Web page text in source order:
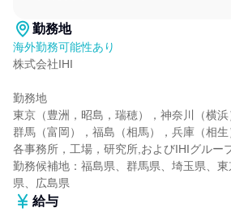
勤務地
海外勤務可能性あり
株式会社IHI
勤務地
東京（豊洲，昭島，瑞穂），神奈川（横浜
群馬（富岡），福島（相馬），兵庫（相
各事務所，工場，研究所,およびIHIグルー
勤務候補地：福島県、群馬県、埼玉県、
県、広島県
給与